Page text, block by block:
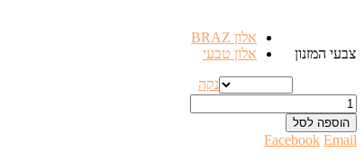
צבעי המזנון
אלון BRAZ
אלון טבעי
נקה
הוספה לסל
Facebook Email